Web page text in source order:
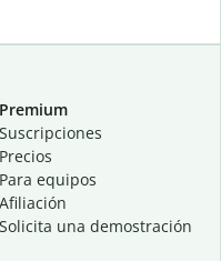
Premium
Suscripciones
Precios
Para equipos
Afiliación
Solicita una demostración